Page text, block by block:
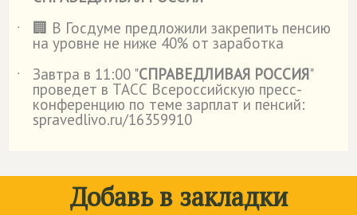
˙
🏢 В Госдуме предложили закрепить пенсию
на уровне не ниже 40% от заработка
˙
Завтра в 11:00 "СПРАВЕДЛИВАЯ РОССИЯ"
проведет в ТАСС Всероссийскую пресс-
конференцию по теме зарплат и пенсий:
spravedlivo.ru/16359910
Добавь в закладки